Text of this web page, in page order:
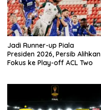
Jadi Runner-up Piala
Presiden 2026, Persib Alihkan
Fokus ke Play-off ACL Two